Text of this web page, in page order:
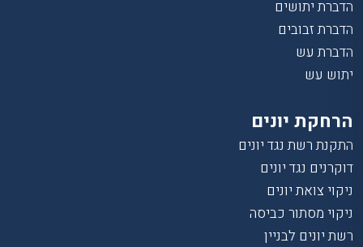
הדברת יתושים
הדברת זבובים
הדברת עש
יתוש עש
הרחקת יונים
התקנת רשת נגד יונים
דוקרנים נגד יונים
ניקוי צואת יונים
ניקוי מסתור כביסה
רשת יונים לבניין